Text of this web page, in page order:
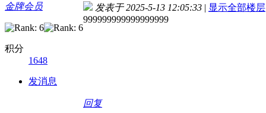
金牌会员
积分
1648
发消息
发表于 2025-5-13 12:05:33 | 显示全部楼层
999999999999999999
回复